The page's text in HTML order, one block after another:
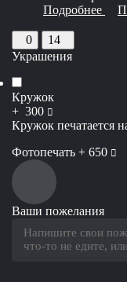
Подробнее
0
14
Украшения
Кружок
+ 300 руб
Кружок печатается
Фотопечать + 650 руб
Ваши пожелания